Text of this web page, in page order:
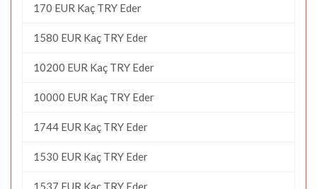
170 EUR Kaç TRY Eder
1580 EUR Kaç TRY Eder
10200 EUR Kaç TRY Eder
10000 EUR Kaç TRY Eder
1744 EUR Kaç TRY Eder
1530 EUR Kaç TRY Eder
1537 EUR Kaç TRY Eder